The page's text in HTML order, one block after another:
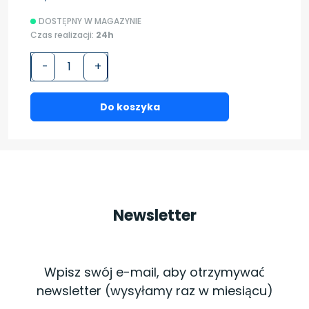
DOSTĘPNY W MAGAZYNIE
Czas realizacji: 24h
- +
Do koszyka
Newsletter
Wpisz swój e-mail, aby otrzymywać
newsletter (wysyłamy raz w miesiącu)